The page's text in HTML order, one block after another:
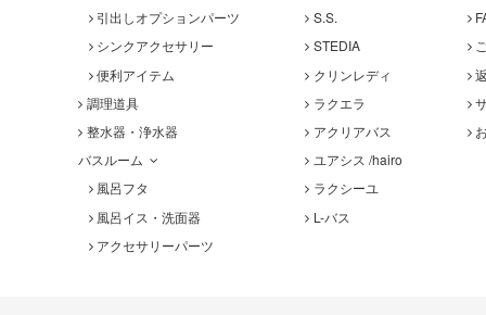
引出しオプションパーツ
シンクアクセサリー
便利アイテム
調理道具
整水器・浄水器
バスルーム
風呂フタ
風呂イス・洗面器
アクセサリーパーツ
S.S.
STEDIA
クリンレディ
ラクエラ
アクリアバス
ユアシス /hairo
ラクシーユ
L-バス